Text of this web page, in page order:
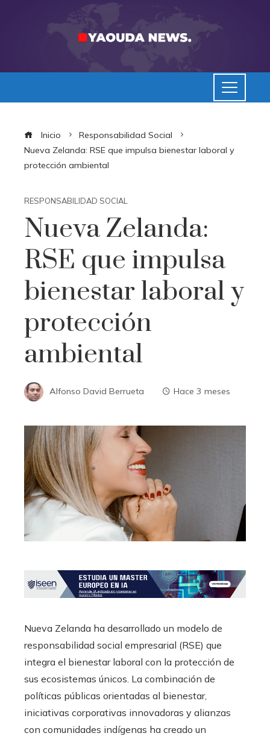
Inicio
Responsabilidad Social
Nueva Zelanda: RSE que impulsa bienestar laboral y
protección ambiental
RESPONSABILIDAD SOCIAL
Nueva Zelanda:
RSE que impulsa
bienestar laboral y
protección
ambiental
Alfonso David Berrueta Hace 3 meses
Nueva Zelanda ha desarrollado un modelo de
responsabilidad social empresarial (RSE) que
integra el bienestar laboral con la protección de
sus ecosistemas únicos. La combinación de
políticas públicas orientadas al bienestar,
iniciativas corporativas innovadoras y alianzas
con comunidades indígenas ha creado un